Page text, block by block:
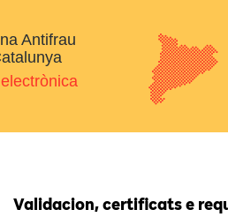
Antifrau
Validacion, certificats e